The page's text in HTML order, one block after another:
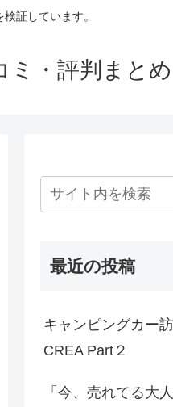
証しています。
ミ・評判まとめ
最近の投稿
キャンピングカー
CREA Part２
「今、売れてる大